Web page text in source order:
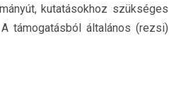
kutatásokhoz szükséges
támogatásból általános (rezsi)